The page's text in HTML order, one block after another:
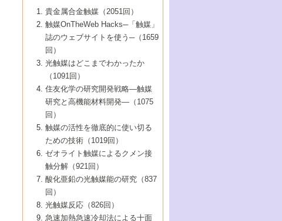
8号 高機能化ポリオレフィンに向けた重合
触媒の最近の進展
7号 持続可能社会実現のための触媒および
触媒関連技術
5号 若手会員による触媒研究の未来展望1：
企業編
6号 第102回触媒討論会
7号 触媒・化学反応における計算化学の進
8号 若手研究者による触媒研究の未来展望
2：大学・研究所編
5号 こんな物質，あんな物質―新たな触媒
の可能性―
7号 『結晶の化学』を活かした触媒研究
8号 イオン液体の応用
5号 水素製造・貯蔵のための触媒技術の新
しい展開
6号 第98回触媒討論会
7号 基礎化学品製造の触媒技術
8号 多機能型リアクター
4号 水分解用光触媒材料
5号 時間分解分光の進歩と応用
6号 第96回触媒討論会
8号 超臨界流体を用いた化学プロセスの新
2号 第93回触媒討論会
3号 特殊エネルギー場の触媒反応
4号 生体内における金属の触媒作用
5号 ファインケミカルズの展開に寄与する
6号 第94回触媒討論会
7号 サブナノレベルでみた新しい表面現象
8号 オレフィン重合触媒の新たな展
1号 なぜこの触媒が良いのか？
2号 第91回触媒討論会
3号 最近の自動車排ガス処理技術
4号 触媒研究の現状と将来─第90回触媒討論
5号 基礎化学品製造の触媒技術
6号 第92回触媒討論会
7号 基礎化学品製造の触媒技術
8号 資源の循環と触媒技術
▼44巻（2002年）
1号 高次制御された触媒の化学
2号 第89回触媒討論会
3号 触媒を利用した電気化学の新展開
4号 ナノ材料の調製と機能化
5号 こんな触媒が欲しい
6号 第90回触媒討論会
7号 触媒研究と学術雑誌/情報
8号 若い世代からみた触媒化学の現状と未
▼43巻（2001年）
1号 グリーンケミストリーと触媒
2号 第87回触媒討論会特集号
3号 生体触媒とバイオプロセス
4号 水素製造・利用の触媒化学
5号 触媒研究における新しい切り口：コン
ビナトリアルケミストリー
6号 第88回触媒討論会特集号
7号 企業における触媒研究のブレークスル
8号 この材料を触媒として使ってみません
▼42巻（2000年）
1号 触媒反応工学の明日を拓く
2号 第85回触媒討論会
3号 反応ダイナミクス
5号 触媒のおもしろさをどのように伝える
6号 第86回触媒討論会
7号 水素化精製触媒の新しい展開
8号 新しい反応性と機能性を目指した金属
クラスタ-化学
▼41巻（1999年）
1号 孔、穴、あな?-特異な空間とその利用-
2号 第83回触媒討論会
3号 均一系触媒反応最前線
4号 実用炭素材料の新展開
5号 研究の方法論を考える
7号 機能性金属材料と触媒
8号 触媒研究へのNMRの応用と展望
▼40巻（1998年）
進展と21世紀への提言/創立40周年記念・触
媒学会この10年の歩みとこれから/創立40周
2号 第81回触媒討論会
3号 計算機触媒化学へのさそい
4号 触媒劣化の制御と予測
5号 最新の実用プロセスと触媒
6号 第82回触媒討論会
1号 均一系と不均一系触媒反応-その特徴と
接点
2号 第79回触媒討論会
3号 最新NO除去触媒の実用化研究
4号 新しい反応場を目指した触媒調製
5号 反応・分離技術の新しい展開
6号 第80回触媒討論会
▼38巻（1996年）
1号 触媒の構造と触媒作用/C1化学を中心と
する21世紀への触媒
3号 オリンピックメダル:金・銀・銅はどん
な触媒作用を示すか
4号 触媒作用における機能の複合化
▼37巻（1995年）
1号 ファインケミカルズと固体触媒
2号 第75回触媒討論会
3号 希土類を利用した触媒
4号 触媒とリサイクル
5号 エネルギー変換触媒
▼36巻（1994年）
1号 電気化学と触媒
2号 第73回触媒討論会
3号 C4化学の展開
4号 《通常号》
▼35巻（1993年）
1号 工業触媒開発マニュアル―探索から工
業化まで
2号 第71回触媒討論会
▼34巻（1992年）
1号 インパクトを与えたこの研究
2号 第69回触媒討論会
▼33巻（1991年）
1号 触媒プロセス開発マニュアル―探索か
▼32巻（1990年）
貴金属合金触媒（2051回）
触媒OnTheWeb Hacks─「触媒」
誌のウェブサイトを使う─（1659
回）
光触媒はどこまでわかったか
（1091回）
住友化学の研究開発戦略―触媒
研究と高機能材料開発―（1075
回）
触媒の活性を徹底的に使い切る
ための技術（1019回）
ゼオライト触媒によるクメン接
触分解（921回）
酸化亜鉛の光触媒能の研究（837
回）
光触媒反応（826回）
急速加熱急速冷却法による十面